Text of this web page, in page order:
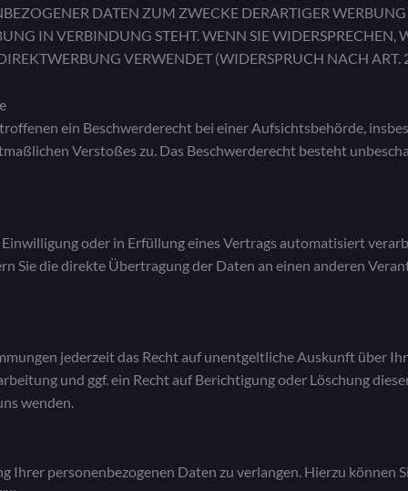
DATEN ZUM ZWECKE DERARTIGER
IN VERBINDUNG STEHT. WENN SIE WIDERSPRECHEN,
VERWENDET (WIDERSPRUCH NACH ART.
ein Beschwerderecht bei einer Aufsichtsbehörde,
Verstoßes zu. Das Beschwerderecht besteht
oder in Erfüllung eines Vertrags automatisiert
Sie die direkte Übertragung der Daten an einen anderen
jederzeit das Recht auf unentgeltliche Auskunft über
und ggf. ein Recht auf Berichtigung oder Löschung
wenden.
Ihrer personenbezogenen Daten zu verlangen. Hierzu können